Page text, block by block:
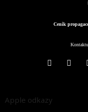
Ceník
Apple odkazy